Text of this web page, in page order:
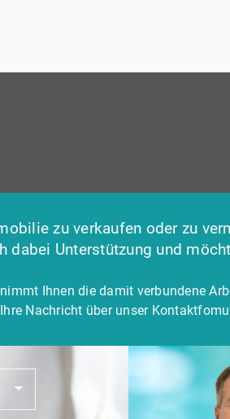
zu verkaufen oder zu
dabei Unterstützung und
Ihnen die damit verbundene
Nachricht über unser